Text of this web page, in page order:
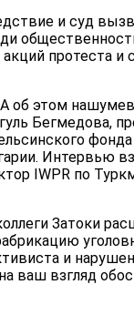
и суд
протеста и
об этом
Бегмедова,
Интервью
IWPR по
Затоки
и
ваш взгляд